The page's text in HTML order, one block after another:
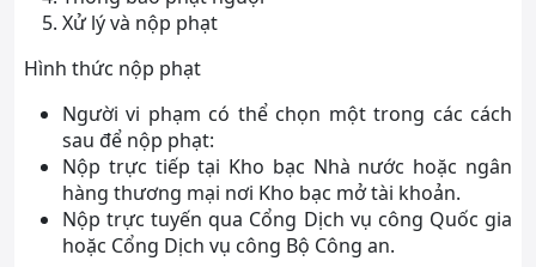
Xử lý và nộp phạt
Hình thức nộp phạt
Người vi phạm có thể chọn một trong các cách
sau để nộp phạt:
Nộp trực tiếp tại Kho bạc Nhà nước hoặc ngân
hàng thương mại nơi Kho bạc mở tài khoản.
Nộp trực tuyến qua Cổng Dịch vụ công Quốc gia
hoặc Cổng Dịch vụ công Bộ Công an.